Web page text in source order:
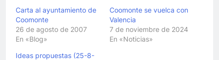
Carta al ayuntamiento de
Coomonte
26 de agosto de 2007
En «Blog»
Coomonte se vuelca con
Valencia
7 de noviembre de 2024
En «Noticias»
Ideas propuestas (25-8-